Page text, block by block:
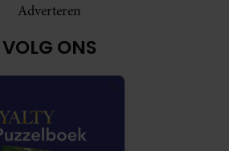
Adverteren
VOLG ONS